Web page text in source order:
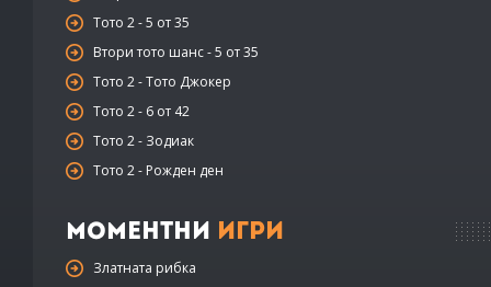
Тото 2 - 5 от 35
Втори тото шанс - 5 от 35
Тото 2 - Тото Джокер
Тото 2 - 6 от 42
Тото 2 - Зодиак
Тото 2 - Рожден ден
Моментни Игри
Златната рибка